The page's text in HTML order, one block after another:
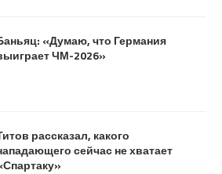
«Думаю, что Германия
ЧМ-2026»
рассказал, какого
сейчас не хватает